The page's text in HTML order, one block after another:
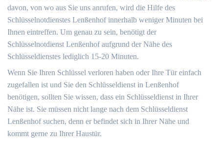
davon, von wo aus Sie uns anrufen, wird die Hilfe des
Schlüsselnotdienstes Lenßenhof innerhalb weniger Minuten bei
Ihnen eintreffen. Um genau zu sein, benötigt der
Schlüsselnotdienst Lenßenhof aufgrund der Nähe des
Schlüsseldienstes lediglich 15-20 Minuten.
Wenn Sie Ihren Schlüssel verloren haben oder Ihre Tür einfach
zugefallen ist und Sie den Schlüsseldienst in Lenßenhof
benötigen, sollten Sie wissen, dass ein Schlüsseldienst in Ihrer
Nähe ist. Sie müssen nicht lange nach dem Schlüsseldienst
Lenßenhof suchen, denn er befindet sich in Ihrer Nähe und
kommt gerne zu Ihrer Haustür.